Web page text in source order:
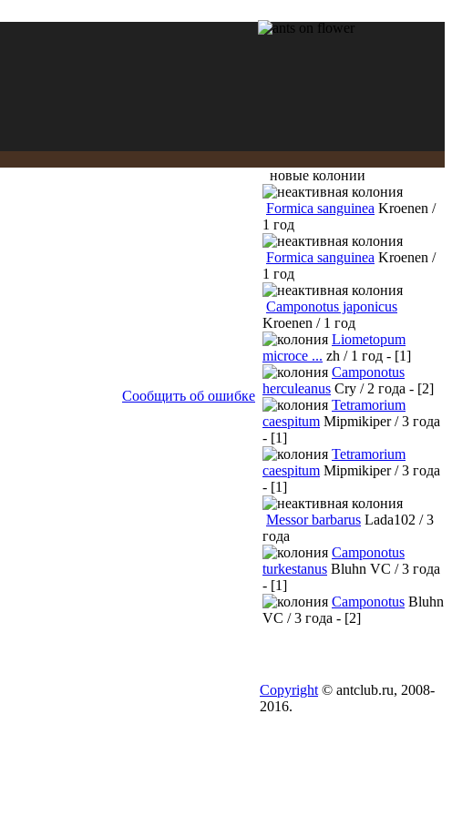
Сообщить об ошибке
новые колонии
Formica sanguinea Kroenen /
1 год
Formica sanguinea Kroenen /
1 год
Camponotus japonicus
Kroenen / 1 год
Liometopum
microce ... zh / 1 год - [1]
Camponotus
herculeanus Cry / 2 года - [2]
Tetramorium
caespitum Mipmikiper / 3 года
- [1]
Tetramorium
caespitum Mipmikiper / 3 года
- [1]
Messor barbarus Lada102 / 3
года
Camponotus
turkestanus Bluhn VC / 3 года
- [1]
Camponotus Bluhn
VC / 3 года - [2]
Copyright © antclub.ru, 2008-
2016.